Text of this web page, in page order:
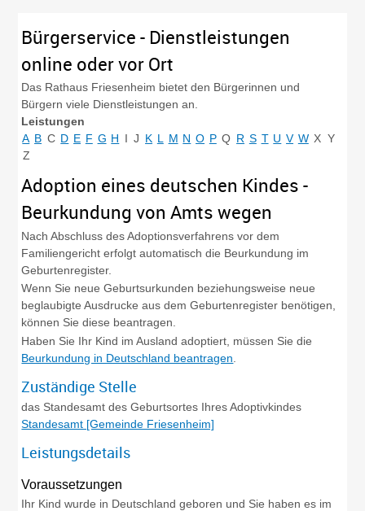
Bürgerservice - Dienstleistungen
online oder vor Ort
Das Rathaus Friesenheim bietet den Bürgerinnen und
Bürgern viele Dienstleistungen an.
Leistungen
A B C D E F G H I J K L M N O P Q R S T U V W X Y
Z
Adoption eines deutschen Kindes -
Beurkundung von Amts wegen
Nach Abschluss des Adoptionsverfahrens vor dem
Familiengericht erfolgt automatisch die Beurkundung im
Geburtenregister.
Wenn Sie neue Geburtsurkunden beziehungsweise neue
beglaubigte Ausdrucke aus dem Geburtenregister benötigen,
können Sie diese beantragen.
Haben Sie Ihr Kind im Ausland adoptiert, müssen Sie die
Beurkundung in Deutschland beantragen
Zuständige Stelle
das Standesamt des Geburtsortes Ihres Adoptivkindes
Standesamt [Gemeinde Friesenheim]
Leistungsdetails
Voraussetzungen
Ihr Kind wurde in Deutschland geboren und Sie haben es im